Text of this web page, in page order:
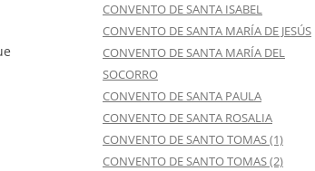
CONVENTO DE SANTA ISABEL
CONVENTO DE SANTA MARÍA DE JESÚS
CONVENTO DE SANTA MARÍA DEL
SOCORRO
CONVENTO DE SANTA PAULA
CONVENTO DE SANTA ROSALIA
CONVENTO DE SANTO TOMAS (1)
CONVENTO DE SANTO TOMAS (2)